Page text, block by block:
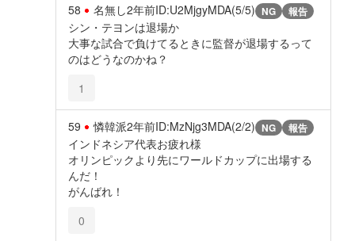
58 名無し2年前ID:U2MjgyMDA(5/5) NG 報告
シン・テヨンは退場か
大事な試合で負けてるときに監督が退場するって
のはどうなのかね？
1
59 憐韓派2年前ID:MzNjg3MDA(2/2) NG 報告
インドネシア代表お疲れ様
オリンピックより先にワールドカップに出場する
んだ！
がんばれ！
0